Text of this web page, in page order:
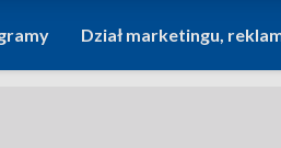
Dział marketingu,